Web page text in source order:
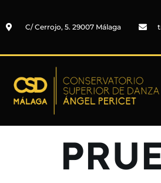
C/ Cerrojo, 5. 29007 Málaga